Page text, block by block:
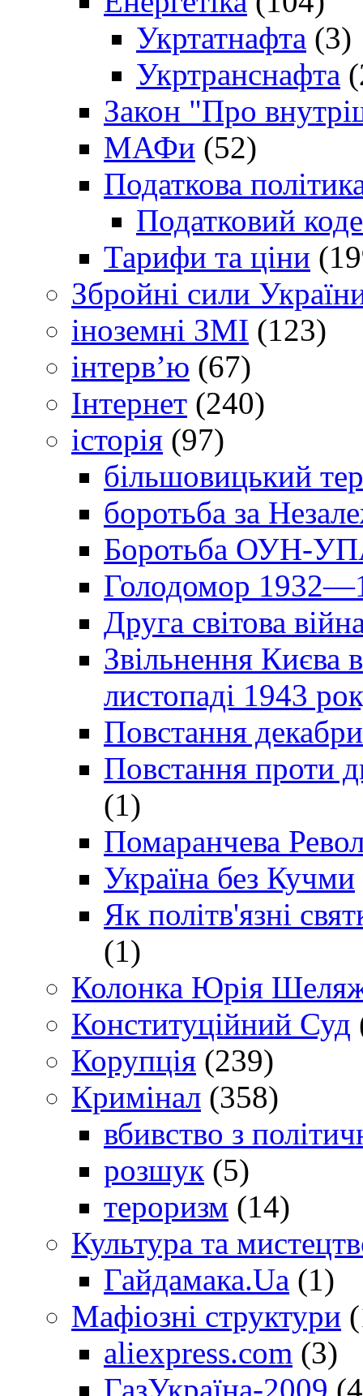
Укртатнафта (3)
Укртранснафта
Закон "Про
МАФи (52)
Податкова
Податковий
Тарифи та ціни
Збройні сили
іноземні ЗМІ (123)
інтерв’ю (67)
Інтернет (240)
історія (97)
більшовицький
боротьба за
Боротьба ОУН-УПА
Голодомор
Друга світова
Звільнення Києва
листопаді 1943
Повстання
Повстання проти
(1)
Помаранчева
Україна без Кучми
Як політв'язні
(1)
Колонка Юрія
Конституційний Суд
Корупція (239)
Кримінал (358)
вбивство з
розшук (5)
тероризм (14)
Культура та
Гайдамака.Ua (1)
Мафіозні структури
aliexpress.com (3)
ГазУкраїна-2009